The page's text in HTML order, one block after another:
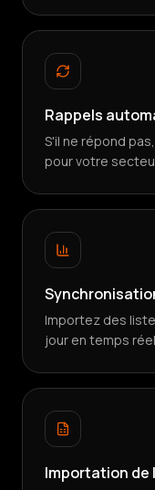
Rappels
S'il ne répond
pour votre
Importez des
jour en temps
Importation de